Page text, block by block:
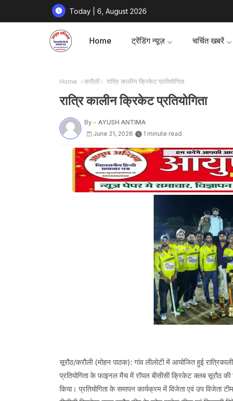
Today | 6, August 2026
Home ट्रेंडिंग न्यूज़ चर्चित खबरें
Home करौली रात्रि कालीन क्रिकेट प्रतियोगिता
रात्रि कालीन क्रिकेट प्रतियोगिता
By - AYUSH ANTIMA
June 21, 2026
1 minute read
सूरौठ/करौली (मोहन पाठक): गांव लीलोटी में आयोजित हुई
प्रतियोगिता के फाइनल मैच में रॉयल बीसीसी क्रिकेट क्लब सूरौठ
किया। प्रतियोगिता के समापन कार्यक्रम में विजेता एवं उप विजेता